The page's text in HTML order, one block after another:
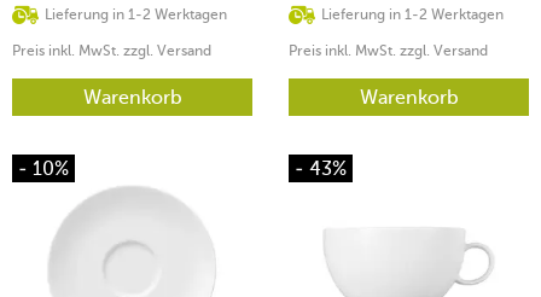
Lieferung in 1-2 Werktagen
Preis inkl. MwSt. zzgl. Versand
Warenkorb
Lieferung in 1-2 Werktagen
Preis inkl. MwSt. zzgl. Versand
Warenkorb
- 10% - 43%